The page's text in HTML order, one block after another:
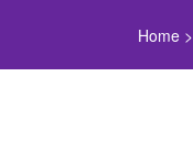
Home>